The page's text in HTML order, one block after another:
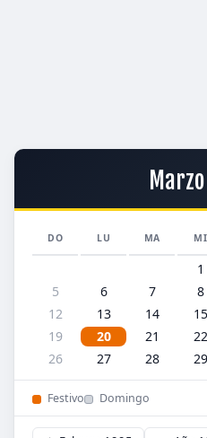
DO LU MA MI
1
5
6 7 8
12
13 14 15
19
20 21 22
26
27 28 29
Festivo Domingo